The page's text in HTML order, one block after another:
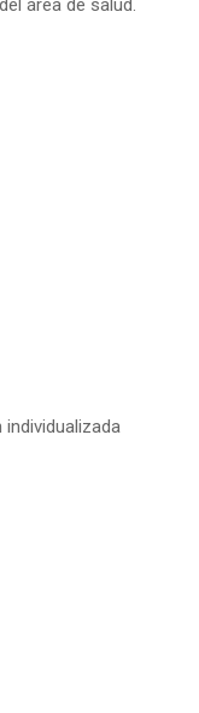
área de salud.